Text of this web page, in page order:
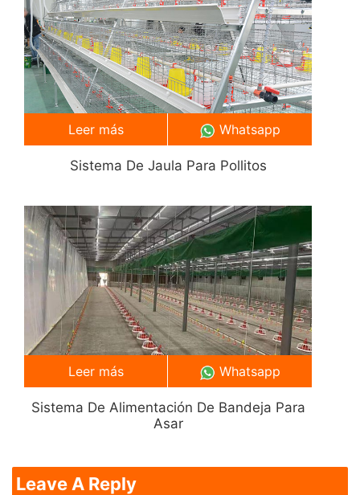
Sistema De Jaula Para Pollitos
Leer más Whatsapp
Sistema De Alimentación De Bandeja Para
Asar
Leer más Whatsapp
Leave A Reply